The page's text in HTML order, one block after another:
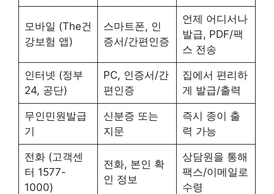
모바일 (The건
강보험 앱)
스마트폰, 인
증서/간편인증
언제 어디서나
발급, PDF/팩
스 전송
인터넷 (정부
24, 공단)
PC, 인증서/간
편인증
집에서 편리하
게 발급/출력
무인민원발급
기
신분증 또는
지문
즉시 종이 출
력 가능
전화 (고객센
터 1577-
1000)
전화, 본인 확
인 정보
상담원을 통해
팩스/이메일로
수령